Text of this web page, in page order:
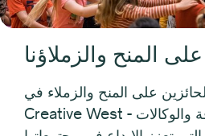
المنح والزملاؤنا
على المنح والزملاء في
Creative West - الفنانين وحاملي الثقافة والوكالات
فردي
منظمة
موقع المستلم